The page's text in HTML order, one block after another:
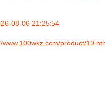
08-06 21:25:54
product/